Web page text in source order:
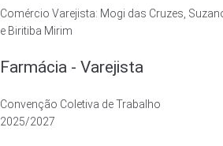
Comércio Varejista: Mogi das Cruzes,
e Biritiba Mirim
Farmácia - Varejista
Convenção Coletiva de Trabalho
2025/2027